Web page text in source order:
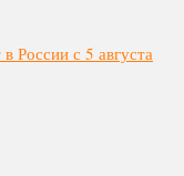
России с 5 августа